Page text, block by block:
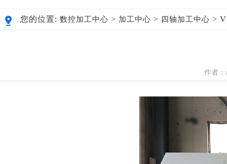
您的位置: 数控加工中心 > 加工中心 > 四轴加工中心 >
作者